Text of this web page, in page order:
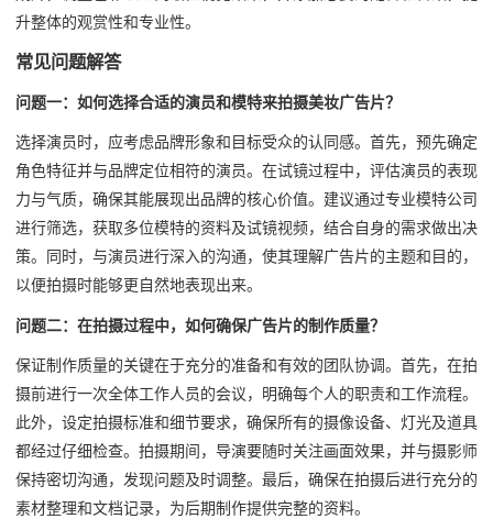
升整体的观赏性和专业性。
常见问题解答
问题一：如何选择合适的演员和模特来拍摄美妆广告片？
选择演员时，应考虑品牌形象和目标受众的认同感。首先，预先确定
角色特征并与品牌定位相符的演员。在试镜过程中，评估演员的表现
力与气质，确保其能展现出品牌的核心价值。建议通过专业模特公司
进行筛选，获取多位模特的资料及试镜视频，结合自身的需求做出决
策。同时，与演员进行深入的沟通，使其理解广告片的主题和目的，
以便拍摄时能够更自然地表现出来。
问题二：在拍摄过程中，如何确保广告片的制作质量？
保证制作质量的关键在于充分的准备和有效的团队协调。首先，在拍
摄前进行一次全体工作人员的会议，明确每个人的职责和工作流程。
此外，设定拍摄标准和细节要求，确保所有的摄像设备、灯光及道具
都经过仔细检查。拍摄期间，导演要随时关注画面效果，并与摄影师
保持密切沟通，发现问题及时调整。最后，确保在拍摄后进行充分的
素材整理和文档记录，为后期制作提供完整的资料。